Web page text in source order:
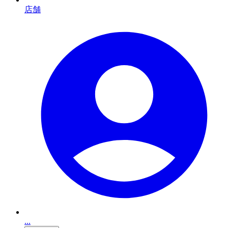
店舗
...